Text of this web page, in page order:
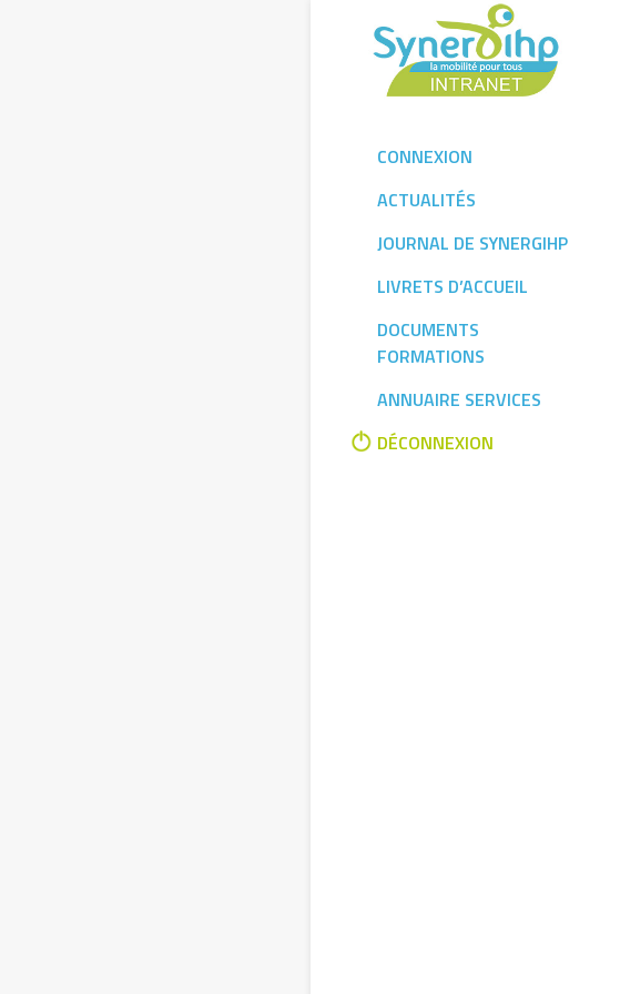
CONNEXION
ACTUALITÉS
JOURNAL DE SYNERGIHP
LIVRETS D’ACCUEIL
DOCUMENTS
FORMATIONS
ANNUAIRE SERVICES
DÉCONNEXION